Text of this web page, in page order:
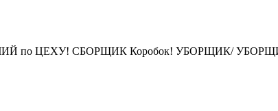
СБОРЩИК Коробок! УБОРЩИК/ УБОРЩИЦА!